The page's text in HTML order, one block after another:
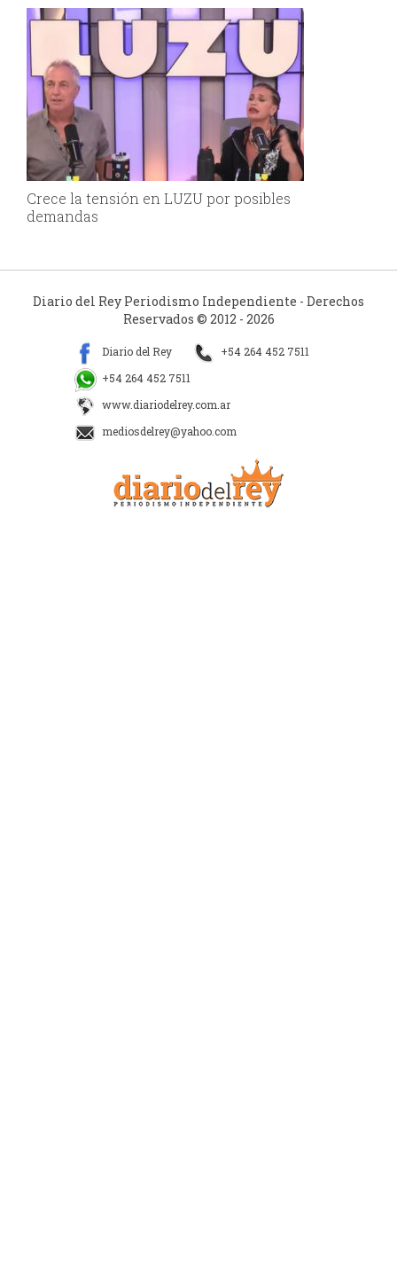
Crece la tensión en LUZU por posibles
demandas
Diario del Rey Periodismo Independiente - Derechos
Reservados © 2012 - 2026
Diario del Rey
+54 264 452 7511
+54 264 452 7511
www.diariodelrey.com.ar
mediosdelrey@yahoo.com